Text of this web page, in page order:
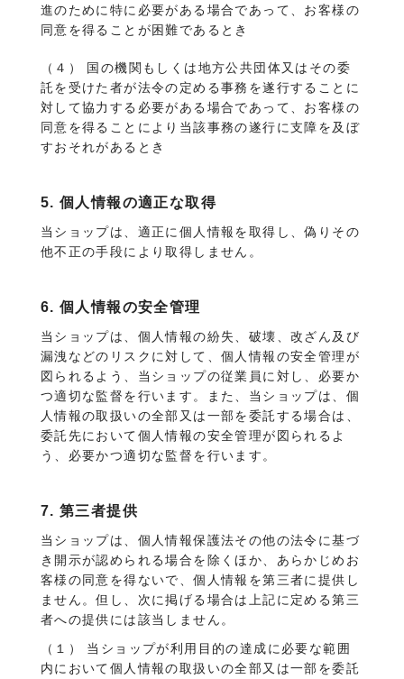
進のために特に必要がある場合であって、お客様の
同意を得ることが困難であるとき
（４） 国の機関もしくは地方公共団体又はその委
託を受けた者が法令の定める事務を遂行することに
対して協力する必要がある場合であって、お客様の
同意を得ることにより当該事務の遂行に支障を及ぼ
すおそれがあるとき
5. 個人情報の適正な取得
当ショップは、適正に個人情報を取得し、偽りその
他不正の手段により取得しません。
6. 個人情報の安全管理
当ショップは、個人情報の紛失、破壊、改ざん及び
漏洩などのリスクに対して、個人情報の安全管理が
図られるよう、当ショップの従業員に対し、必要か
つ適切な監督を行います。また、当ショップは、個
人情報の取扱いの全部又は一部を委託する場合は、
委託先において個人情報の安全管理が図られるよ
う、必要かつ適切な監督を行います。
7. 第三者提供
当ショップは、個人情報保護法その他の法令に基づ
き開示が認められる場合を除くほか、あらかじめお
客様の同意を得ないで、個人情報を第三者に提供し
ません。但し、次に掲げる場合は上記に定める第三
者への提供には該当しません。
（１） 当ショップが利用目的の達成に必要な範囲
内において個人情報の取扱いの全部又は一部を委託